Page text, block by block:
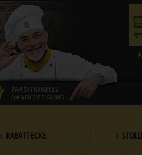
› RABATT-ECKE ›